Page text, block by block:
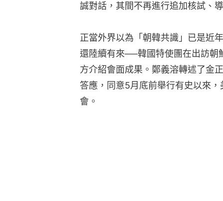
誠對話，其間不再進行追加核試、
正當外界以為「朝韓共識」已是近
還陸續有來──韓國特使團在出訪朝
方介紹會面成果。鄭義溶轉述了金
答應，同意5月底前舉行有史以來
會。